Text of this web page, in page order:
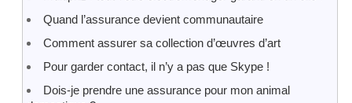
Quand l’assurance devient communautaire
Comment assurer sa collection d’œuvres d’art
Pour garder contact, il n’y a pas que Skype !
Dois-je prendre une assurance pour mon animal